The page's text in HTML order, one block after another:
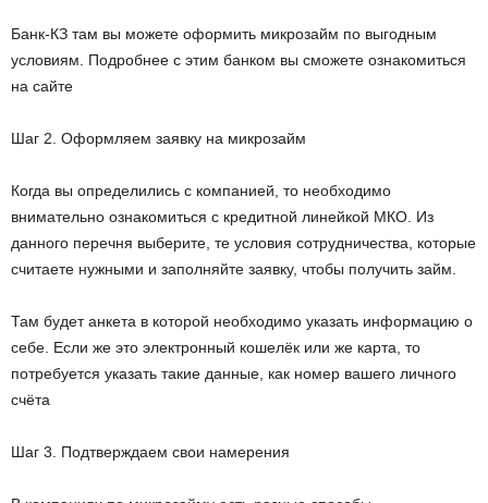
Банк-КЗ там вы можете оформить микрозайм по выгодным
условиям. Подробнее с этим банком вы сможете ознакомиться
на сайте
Шаг 2. Оформляем заявку на микрозайм
Когда вы определились с компанией, то необходимо
внимательно ознакомиться с кредитной линейкой МКО. Из
данного перечня выберите, те условия сотрудничества, которые
считаете нужными и заполняйте заявку, чтобы получить займ.
Там будет анкета в которой необходимо указать информацию о
себе. Если же это электронный кошелёк или же карта, то
потребуется указать такие данные, как номер вашего личного
счёта
Шаг 3. Подтверждаем свои намерения